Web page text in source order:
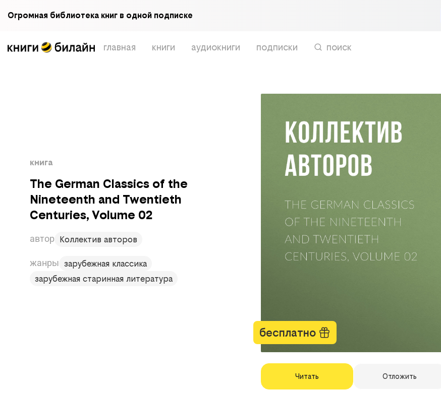
Огромная библиотека книг в одной подписке
главная книги аудиокниги подписки поиск
книга
The German Classics of the
Nineteenth and Twentieth
Centuries, Volume 02
автор Коллектив авторов
жанры зарубежная классика
зарубежная старинная литература
бесплатно
Читать Отложить